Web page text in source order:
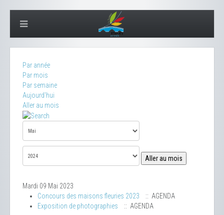
Par année
Par mois
Par semaine
Aujourd'hui
Aller au mois
Aller au mois
Mardi 09 Mai 2023
Concours des maisons fleuries 2023
:: AGENDA
Exposition de photographies
:: AGENDA